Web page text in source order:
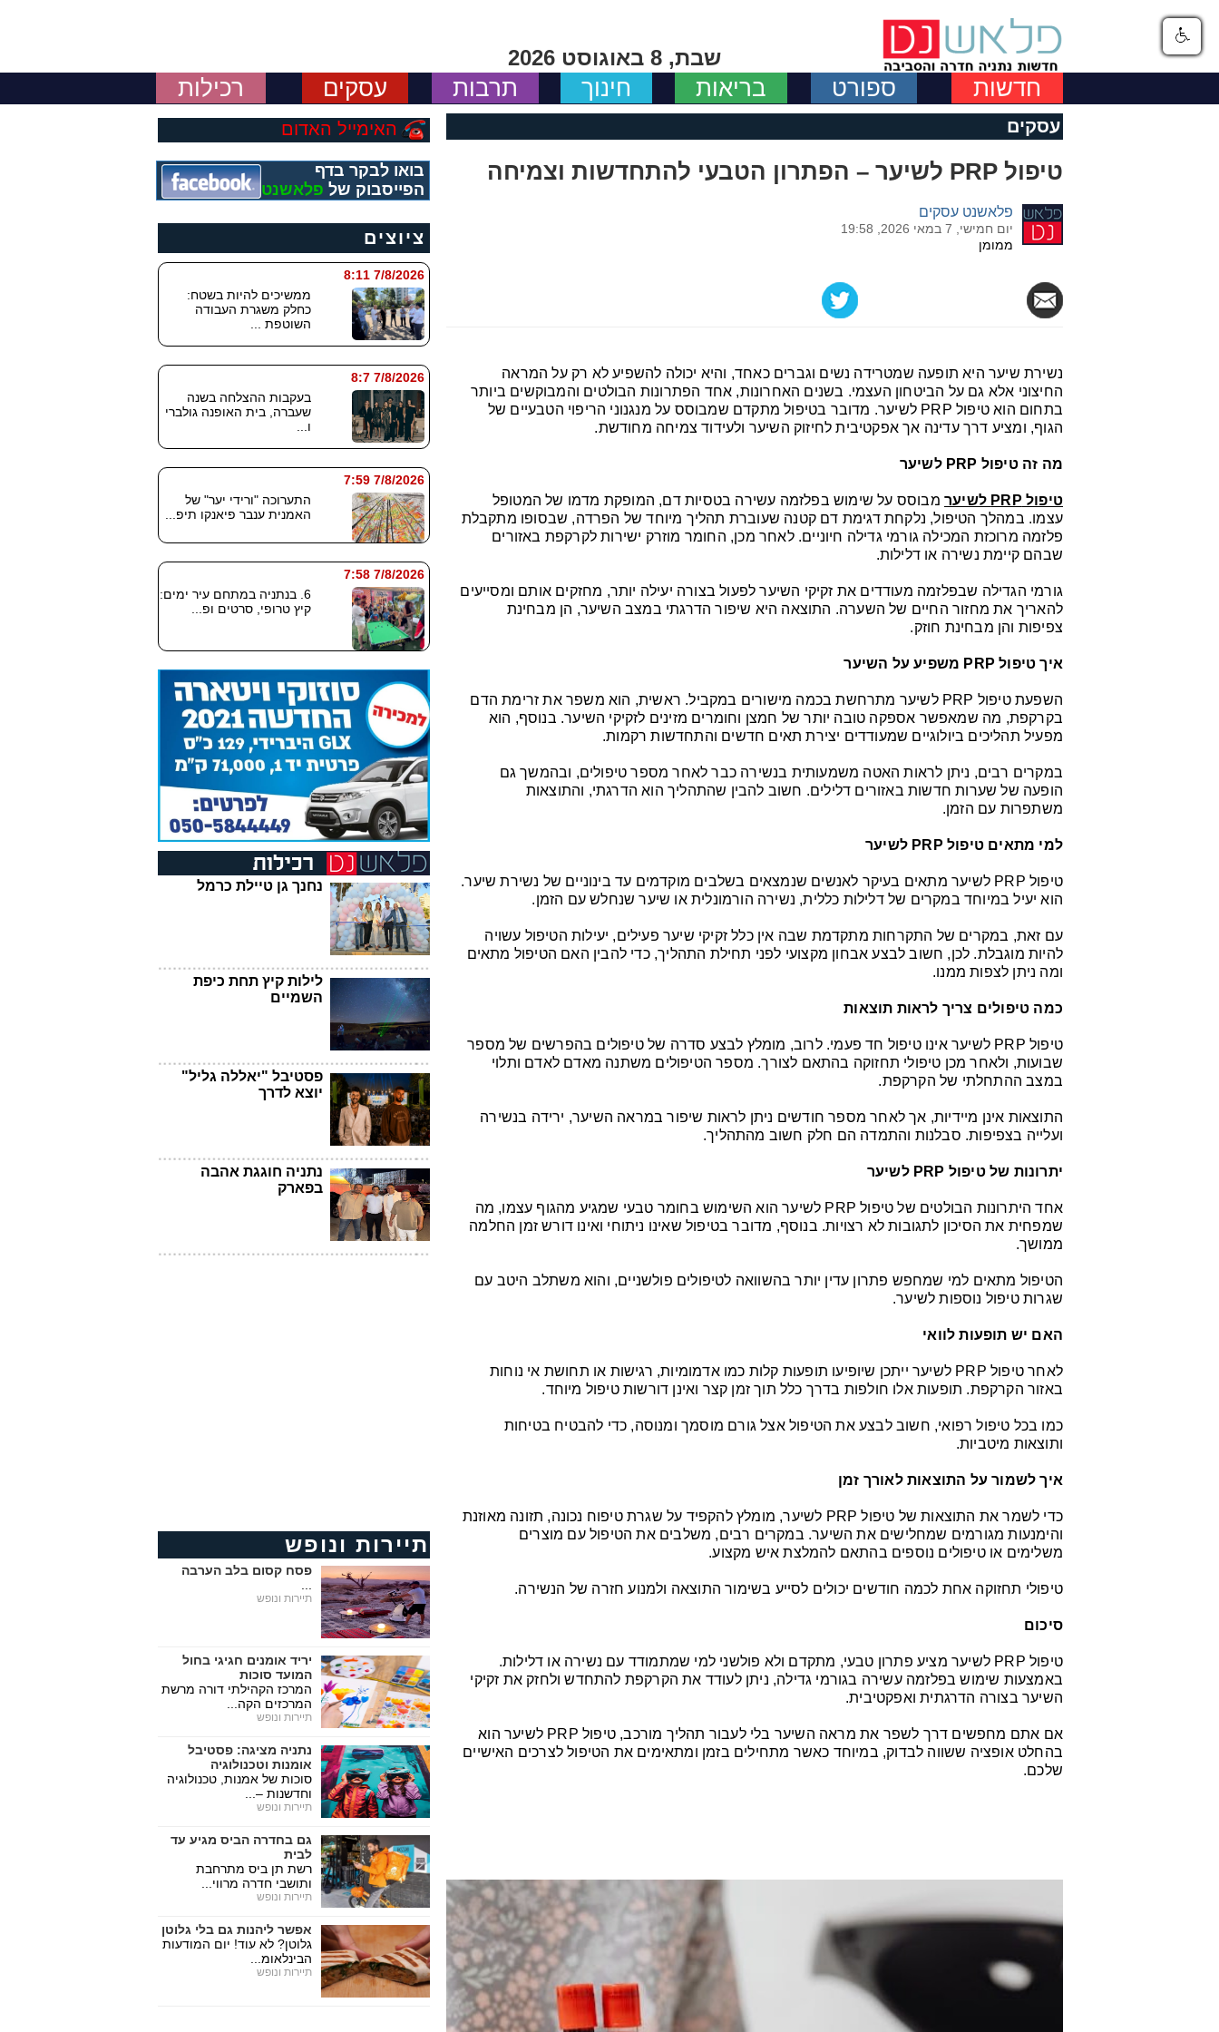
שבת, 8 באוגוסט 2026
חדשות ספורט בריאות חינוך תרבות עסקים רכילות
עסקים
טיפול PRP לשיער – הפתרון הטבעי להתחדשות וצמיחה
פלאשנט עסקים
יום חמישי, 7 במאי 2026, 19:58
ממומן
נשירת שיער היא תופעה שמטרידה נשים וגברים כאחד, והיא יכולה להשפיע לא רק על המראה
החיצוני אלא גם על הביטחון העצמי. בשנים האחרונות, אחד הפתרונות הבולטים והמבוקשים ביותר
בתחום הוא טיפול PRP לשיער. מדובר בטיפול מתקדם שמבוסס על מנגנוני הריפוי הטבעיים של
הגוף, ומציע דרך עדינה אך אפקטיבית לחיזוק השיער ולעידוד צמיחה מחודשת.
מה זה טיפול PRP לשיער
טיפול PRP לשיער
מבוסס על שימוש בפלזמה עשירה בטסיות דם, המופקת מדמו של המטופל
עצמו. במהלך הטיפול, נלקחת דגימת דם קטנה שעוברת תהליך מיוחד של הפרדה, שבסופו מתקבלת
פלזמה מרוכזת המכילה גורמי גדילה חיוניים. לאחר מכן, החומר מוזרק ישירות לקרקפת באזורים
שבהם קיימת נשירה או דלילות.
גורמי הגדילה שבפלזמה מעודדים את זקיקי השיער לפעול בצורה יעילה יותר, מחזקים אותם ומסייעים
להאריך את מחזור החיים של השערה. התוצאה היא שיפור הדרגתי במצב השיער, הן מבחינת
צפיפות והן מבחינת חוזק.
איך טיפול PRP משפיע על השיער
השפעת טיפול PRP לשיער מתרחשת בכמה מישורים במקביל. ראשית, הוא משפר את זרימת הדם
בקרקפת, מה שמאפשר אספקה טובה יותר של חמצן וחומרים מזינים לזקיקי השיער. בנוסף, הוא
מפעיל תהליכים ביולוגיים שמעודדים יצירת תאים חדשים והתחדשות רקמות.
במקרים רבים, ניתן לראות האטה משמעותית בנשירה כבר לאחר מספר טיפולים, ובהמשך גם
הופעה של שערות חדשות באזורים דלילים. חשוב להבין שהתהליך הוא הדרגתי, והתוצאות
משתפרות עם הזמן.
למי מתאים טיפול PRP לשיער
טיפול PRP לשיער מתאים בעיקר לאנשים שנמצאים בשלבים מוקדמים עד בינוניים של נשירת שיער.
הוא יעיל במיוחד במקרים של דלילות כללית, נשירה הורמונלית או שיער שנחלש עם הזמן.
עם זאת, במקרים של התקרחות מתקדמת שבה אין כלל זקיקי שיער פעילים, יעילות הטיפול עשויה
להיות מוגבלת. לכן, חשוב לבצע אבחון מקצועי לפני תחילת התהליך, כדי להבין האם הטיפול מתאים
ומה ניתן לצפות ממנו.
כמה טיפולים צריך לראות תוצאות
טיפול PRP לשיער אינו טיפול חד פעמי. לרוב, מומלץ לבצע סדרה של טיפולים בהפרשים של מספר
שבועות, ולאחר מכן טיפולי תחזוקה בהתאם לצורך. מספר הטיפולים משתנה מאדם לאדם ותלוי
במצב ההתחלתי של הקרקפת.
התוצאות אינן מיידיות, אך לאחר מספר חודשים ניתן לראות שיפור במראה השיער, ירידה בנשירה
ועלייה בצפיפות. סבלנות והתמדה הם חלק חשוב מהתהליך.
יתרונות של טיפול PRP לשיער
אחד היתרונות הבולטים של טיפול PRP לשיער הוא השימוש בחומר טבעי שמגיע מהגוף עצמו, מה
שמפחית את הסיכון לתגובות לא רצויות. בנוסף, מדובר בטיפול שאינו ניתוחי ואינו דורש זמן החלמה
ממושך.
הטיפול מתאים למי שמחפש פתרון עדין יותר בהשוואה לטיפולים פולשניים, והוא משתלב היטב עם
שגרות טיפול נוספות לשיער.
האם יש תופעות לוואי
לאחר טיפול PRP לשיער ייתכן שיופיעו תופעות קלות כמו אדמומיות, רגישות או תחושת אי נוחות
באזור הקרקפת. תופעות אלו חולפות בדרך כלל תוך זמן קצר ואינן דורשות טיפול מיוחד.
כמו בכל טיפול רפואי, חשוב לבצע את הטיפול אצל גורם מוסמך ומנוסה, כדי להבטיח בטיחות
ותוצאות מיטביות.
איך לשמור על התוצאות לאורך זמן
כדי לשמר את התוצאות של טיפול PRP לשיער, מומלץ להקפיד על שגרת טיפוח נכונה, תזונה מאוזנת
והימנעות מגורמים שמחלישים את השיער. במקרים רבים, משלבים את הטיפול עם מוצרים
משלימים או טיפולים נוספים בהתאם להמלצת איש מקצוע.
טיפולי תחזוקה אחת לכמה חודשים יכולים לסייע בשימור התוצאה ולמנוע חזרה של הנשירה.
סיכום
טיפול PRP לשיער מציע פתרון טבעי, מתקדם ולא פולשני למי שמתמודד עם נשירה או דלילות.
באמצעות שימוש בפלזמה עשירה בגורמי גדילה, ניתן לעודד את הקרקפת להתחדש ולחזק את זקיקי
השיער בצורה הדרגתית ואפקטיבית.
אם אתם מחפשים דרך לשפר את מראה השיער בלי לעבור תהליך מורכב, טיפול PRP לשיער הוא
בהחלט אופציה ששווה לבדוק, במיוחד כאשר מתחילים בזמן ומתאימים את הטיפול לצרכים האישיים
שלכם.
האימייל האדום
בואו לבקר בדף
הפייסבוק של פלאשנט
ציוצים
7/8/2026 8:11
ממשיכים להיות בשטח:
כחלק משגרת העבודה
השוטפת ...
7/8/2026 8:7
בעקבות ההצלחה בשנה
שעברה, בית האופנה גולברי
ו...
7/8/2026 7:59
התערוכה "ורידי יער" של
האמנית ענבר פיאנקו תיפ...
7/8/2026 7:58
6. בנתניה במתחם עיר ימים:
קיץ טרופי, סרטים ופ...
נחנך גן טיילת כרמל
לילות קיץ תחת כיפת
השמיים
פסטיבל "יאללה גליל"
יוצא לדרך
נתניה חוגגת אהבה
בפארק
תיירות ונופש
פסח קסום בלב הערבה
תיירות ונופש
יריד אומנים חגיגי בחול
המועד סוכות
המרכז הקהילתי דורה מרשת
המרכזים הקה...
תיירות ונופש
נתניה מציגה: פסטיבל
אומנות וטכנולוגיה
סוכות של אמנות, טכנולוגיה
וחדשנות –...
תיירות ונופש
גם בחדרה הביס מגיע עד
לבית
רשת תן ביס מתרחבת
ותושבי חדרה מרווי...
תיירות ונופש
אפשר ליהנות גם בלי גלוטן
גלוטן? לא עוד! יום המודעות
הבינלאומ...
תיירות ונופש